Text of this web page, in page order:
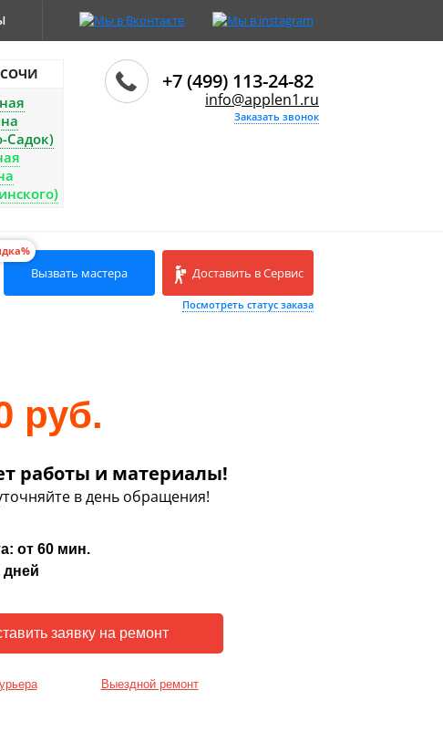
СОЧИ
Садок)
+7 (499) 113-24-82
info@applen1.ru
Заказать звонок
Вызвать мастера Доставить в Сервис
Посмотреть статус заказа
руб.
работы и материалы!
в день обращения!
от 60 мин.
дней
Выездной ремонт